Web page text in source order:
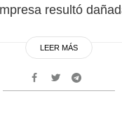
resultó
LEER MÁS